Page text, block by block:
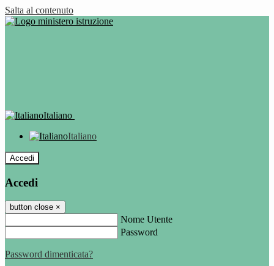
Salta al contenuto
Italiano
Italiano
Accedi
Accedi
button close ×
Nome Utente
Password
Password dimenticata?